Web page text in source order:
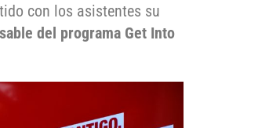
con los asistentes su
del programa Get Into